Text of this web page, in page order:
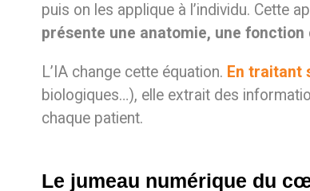
puis on les applique à l’individu. Cette
présente une anatomie, une
L’IA change cette équation. En traitant
biologiques…), elle extrait des
chaque patient.
Le jumeau numérique du